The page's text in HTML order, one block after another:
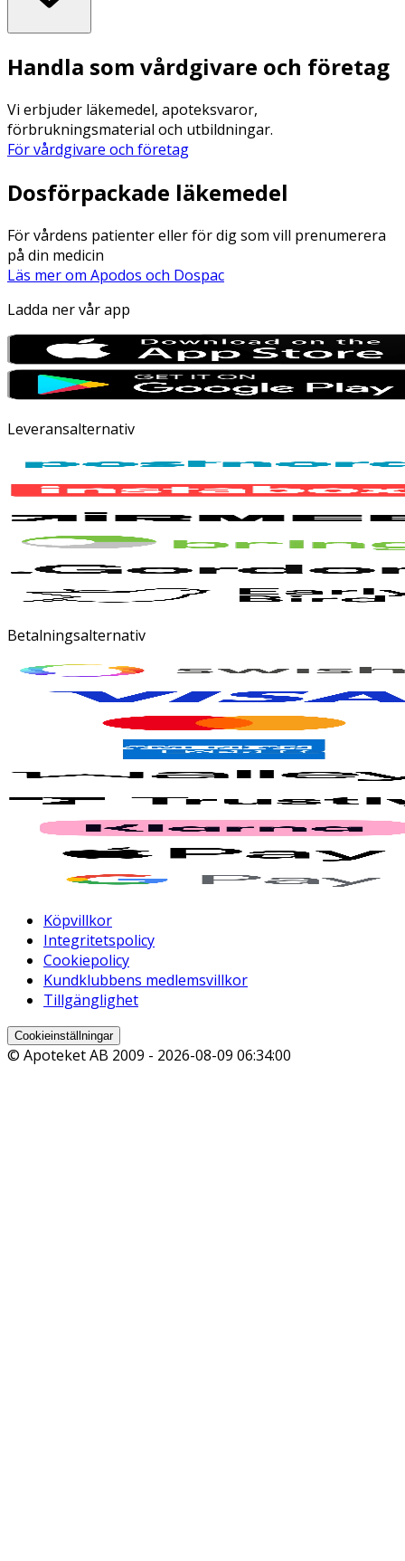
Handla som vårdgivare och företag
Vi erbjuder läkemedel, apoteksvaror,
förbrukningsmaterial och utbildningar.
För vårdgivare och företag
Dosförpackade läkemedel
För vårdens patienter eller för dig som vill prenumerera
på din medicin
Läs mer om Apodos och Dospac
Ladda ner vår app
Leveransalternativ
Betalningsalternativ
Köpvillkor
Integritetspolicy
Cookiepolicy
Kundklubbens medlemsvillkor
Tillgänglighet
Cookieinställningar
© Apoteket AB 2009 - 2026-08-09 06:34:00